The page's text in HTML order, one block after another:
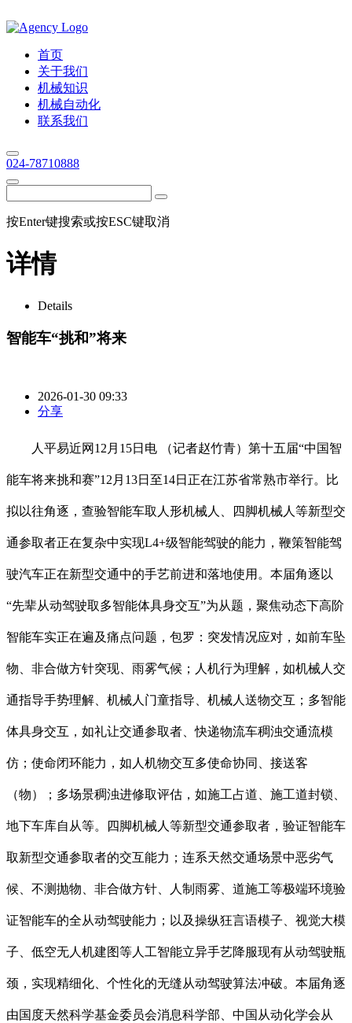
首页
关于我们
机械知识
机械自动化
联系我们
024-78710888
按Enter键搜索或按ESC键取消
详情
Details
智能车“挑和”将来
2026-01-30 09:33
分享
人平易近网12月15日电 （记者赵竹青）第十五届“中国智
能车将来挑和赛”12月13日至14日正在江苏省常熟市举行。比
拟以往角逐，查验智能车取人形机械人、四脚机械人等新型交
通参取者正在复杂中实现L4+级智能驾驶的能力，鞭策智能驾
驶汽车正在新型交通中的手艺前进和落地使用。本届角逐以
“先辈从动驾驶取多智能体具身交互”为从题，聚焦动态下高阶
智能车实正在遍及痛点问题，包罗：突发情况应对，如前车坠
物、非合做方针突现、雨雾气候；人机行为理解，如机械人交
通指导手势理解、机械人门童指导、机械人送物交互；多智能
体具身交互，如礼让交通参取者、快递物流车稠浊交通流模
仿；使命闭环能力，如人机物交互多使命协同、接送客
（物）；多场景稠浊进修取评估，如施工占道、施工道封锁、
地下车库自从等。四脚机械人等新型交通参取者，验证智能车
取新型交通参取者的交互能力；连系天然交通场景中恶劣气
候、不测抛物、非合做方针、人制雨雾、道施工等极端环境验
证智能车的全从动驾驶能力；以及操纵狂言语模子、视觉大模
子、低空无人机建图等人工智能立异手艺降服现有从动驾驶瓶
颈，实现精细化、个性化的无缝从动驾驶算法冲破。本届角逐
由国度天然科学基金委员会消息科学部、中国从动化学会从